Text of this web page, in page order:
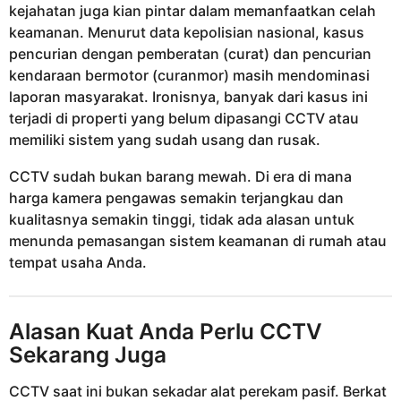
kejahatan juga kian pintar dalam memanfaatkan celah
keamanan. Menurut data kepolisian nasional, kasus
pencurian dengan pemberatan (curat) dan pencurian
kendaraan bermotor (curanmor) masih mendominasi
laporan masyarakat. Ironisnya, banyak dari kasus ini
terjadi di properti yang belum dipasangi CCTV atau
memiliki sistem yang sudah usang dan rusak.
CCTV sudah bukan barang mewah. Di era di mana
harga kamera pengawas semakin terjangkau dan
kualitasnya semakin tinggi, tidak ada alasan untuk
menunda pemasangan sistem keamanan di rumah atau
tempat usaha Anda.
Alasan Kuat Anda Perlu CCTV
Sekarang Juga
CCTV saat ini bukan sekadar alat perekam pasif. Berkat